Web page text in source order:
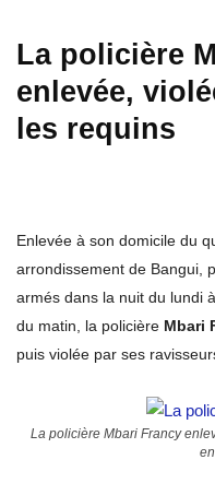
La policière
enlevée,
les requins
Enlevée à son domicile du
arrondissement de Bangui,
armés dans la nuit du lundi
du matin, la policière Mbari
puis violée par ses
La policière Mbari Francy